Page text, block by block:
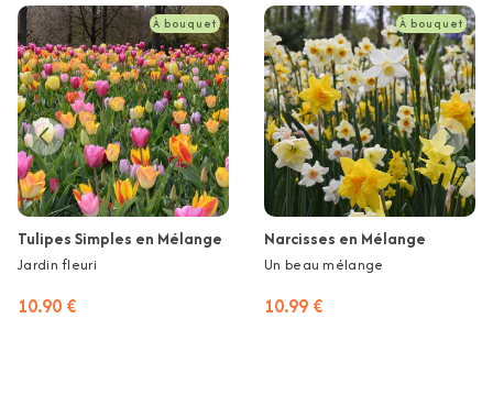
À bouquet
Tulipes Simples en Mélange
Jardin fleuri
10.90 €
À bouquet
Narcisses en Mélange
Un beau mélange
10.99 €